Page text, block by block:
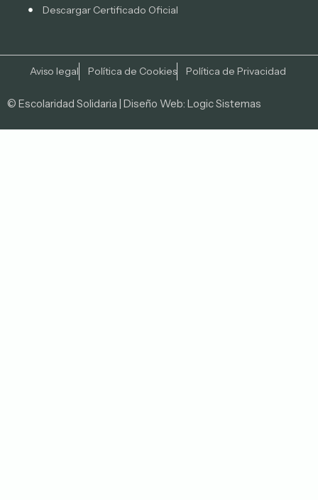
Descargar Certificado Oficial
Aviso legal Política de Cookies Política de Privacidad
© Escolaridad Solidaria | Diseño Web: Logic Sistemas